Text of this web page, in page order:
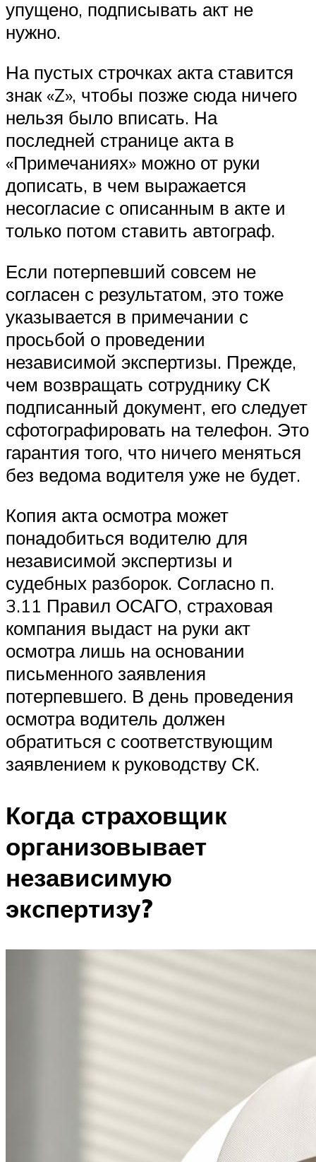
упущено, подписывать акт не
нужно.
На пустых строчках акта ставится
знак «Z», чтобы позже сюда ничего
нельзя было вписать. На
последней странице акта в
«Примечаниях» можно от руки
дописать, в чем выражается
несогласие с описанным в акте и
только потом ставить автограф.
Если потерпевший совсем не
согласен с результатом, это тоже
указывается в примечании с
просьбой о проведении
независимой экспертизы. Прежде,
чем возвращать сотруднику СК
подписанный документ, его следует
сфотографировать на телефон. Это
гарантия того, что ничего меняться
без ведома водителя уже не будет.
Копия акта осмотра может
понадобиться водителю для
независимой экспертизы и
судебных разборок. Согласно п.
3.11 Правил ОСАГО, страховая
компания выдаст на руки акт
осмотра лишь на основании
письменного заявления
потерпевшего. В день проведения
осмотра водитель должен
обратиться с соответствующим
заявлением к руководству СК.
Когда страховщик
организовывает
независимую
экспертизу?